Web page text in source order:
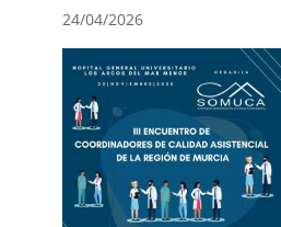
24/04/2026